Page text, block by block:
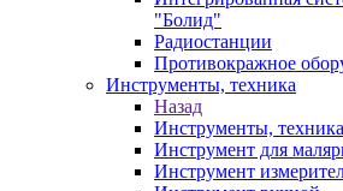
"Болид"
Радиостанции
Противокражное
Инструменты, техника
Назад
Инструменты, техника
Инструмент для
Инструмент